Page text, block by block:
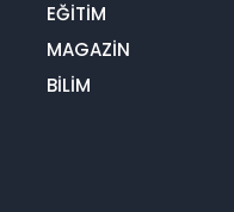
EĞİTİM
MAGAZİN
BİLİM